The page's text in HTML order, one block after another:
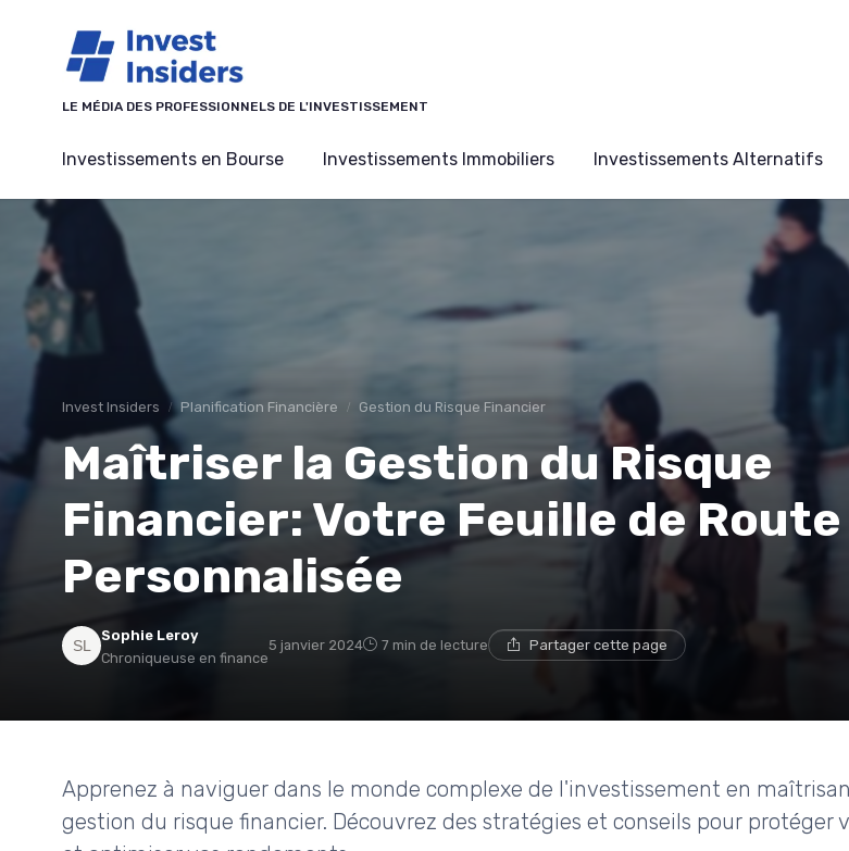
LE MÉDIA DES PROFESSIONNELS DE L'INVESTISSEMENT
Investissements en Bourse Investissements Immobiliers Investissements Alternatifs
Invest Insiders Planification Financière Gestion du Risque Financier
Maîtriser la Gestion du Risque
Financier: Votre Feuille de Route
Personnalisée
Sophie Leroy
Chroniqueuse en finance
5 janvier 2024 7 min de lecture Partager cette page
Apprenez à naviguer dans le monde complexe de l'investissement en
gestion du risque financier. Découvrez des stratégies et conseils pour protéger